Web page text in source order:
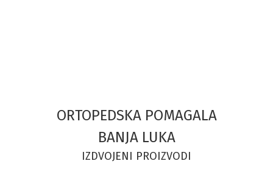
ORTOPEDSKA POMAGALA
BANJA LUKA
IZDVOJENI PROIZVODI